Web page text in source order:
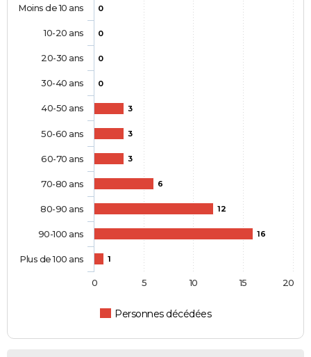
0
0
0
0
3
3
3
6
12
16
1
Personnes décédées
Moins de 10 ans
10-20 ans
20-30 ans
30-40 ans
40-50 ans
50-60 ans
60-70 ans
70-80 ans
80-90 ans
90-100 ans
Plus de 100 ans
0 5 10 15 20